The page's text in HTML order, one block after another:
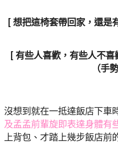
[ 想把這椅套帶回家，還是
[ 有些人喜歡，有些人不
（手
沒想到就在一抵達飯店下車
及孟孟前輩旋即表達身體有
上背包、才踏上幾步飯店